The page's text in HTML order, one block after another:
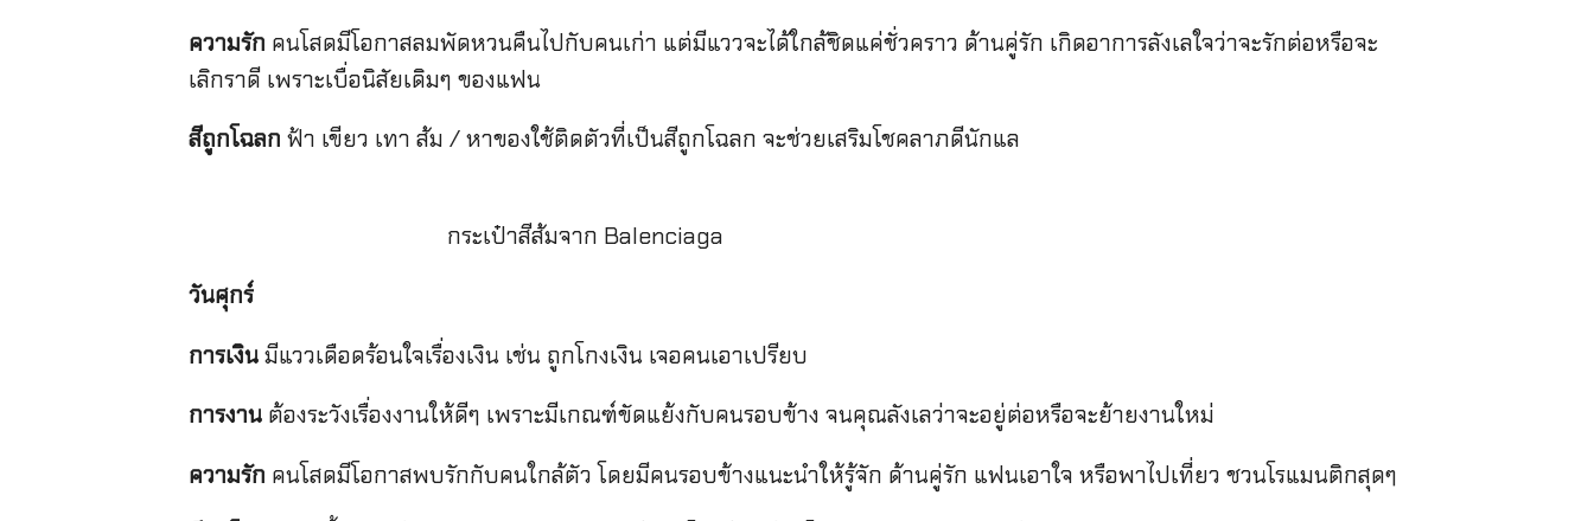
ความรัก คนโสดมีโอกาสลมพัดหวนคืนไปกับคนเก่า แต่มีแววจะได้ใกล้ชิดแค่ชั่วคราว ด้านคู่รัก เกิดอาการลังเลใจว่าจะรักต่อหรือจะ
เลิกราดี เพราะเบื่อนิสัยเดิมๆ ของแฟน
สีถูกโฉลก ฟ้า เขียว เทา ส้ม / หาของใช้ติดตัวที่เป็นสีถูกโฉลก จะช่วยเสริมโชคลาภดีนักแล
กระเป๋าสีส้มจาก Balenciaga
วันศุกร์
การเงิน มีแววเดือดร้อนใจเรื่องเงิน เช่น ถูกโกงเงิน เจอคนเอาเปรียบ
การงาน ต้องระวังเรื่องงานให้ดีๆ เพราะมีเกณฑ์ขัดแย้งกับคนรอบข้าง จนคุณลังเลว่าจะอยู่ต่อหรือจะย้ายงานใหม่
ความรัก คนโสดมีโอกาสพบรักกับคนใกล้ตัว โดยมีคนรอบข้างแนะนำให้รู้จัก ด้านคู่รัก แฟนเอาใจ หรือพาไปเที่ยว ชวนโรแมนติกสุดๆ